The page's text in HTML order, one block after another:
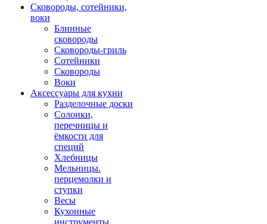
Сковороды, сотейники,
воки
Блинные
сковороды
Сковороды-гриль
Сотейники
Сковороды
Воки
Аксессуары для кухни
Разделочные доски
Солонки,
перечницы и
ёмкости для
специй
Хлебницы
Мельницы.
перцемолки и
ступки
Весы
Кухонные
инструменты